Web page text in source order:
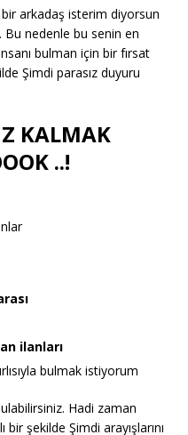
arkadaş isterim diyorsun
nedenle bu senin en
bulman için bir fırsat
Şimdi parasız duyuru
KALMAK
..!
ilanları
bulmak istiyorum
Hadi zaman
şekilde Şimdi arayışlarını